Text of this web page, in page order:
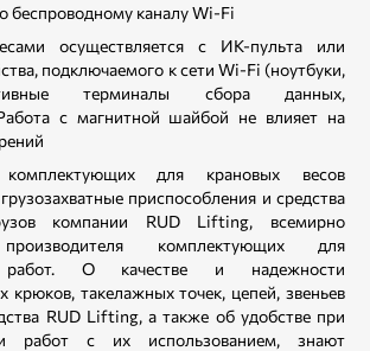
беспроводному каналу Wi-Fi
осуществляется с ИК-пульта или
подключаемого к сети Wi-Fi (ноутбуки,
терминалы сбора данных,
с магнитной шайбой не влияет на
для крановых весов
приспособления и средства
компании RUD Lifting, всемирно
производителя комплектующих для
работ. О качестве и надежности
крюков, такелажных точек, цепей, звеньев
RUD Lifting, а также об удобстве при
работ с их использованием, знают